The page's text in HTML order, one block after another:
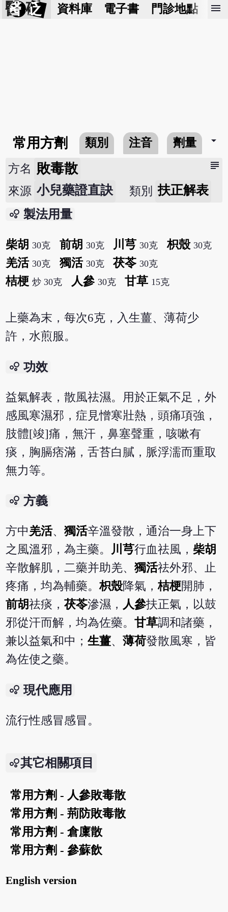
醫 砭 資料庫 電子書 門診地點 預
menu
常用方劑 類別 注音 劑量 arrow_drop_down
subject
方名 敗毒散
來源 小兒藥證直訣 類別 扶正解表
bubble_chart 製法用量
柴胡 30克 前胡 30克 川芎 30克 枳殼 30克
羌活 30克 獨活 30克 茯苓 30克
桔梗 炒 30克 人參 30克 甘草 15克
上藥為末，每次6克，入生薑、薄荷少
許，水煎服。
bubble_chart 功效
益氣解表，散風祛濕。用於正氣不足，外
感風寒濕邪，症見憎寒壯熱，頭痛項強，
肢體[竣]痛，無汗，鼻塞聲重，咳嗽有
痰，胸膈痞滿，舌苔白膩，脈浮濡而重取
無力等。
bubble_chart 方義
方中 羌活、獨活辛溫發散，通治一身上下
之風溫邪，為主藥。 川芎行血祛風， 柴胡
辛散解肌，二藥并助羌、獨活祛外邪、止
疼痛，均為輔藥。枳殼降氣，桔梗開肺，
前胡祛痰，茯苓滲濕， 人參扶正氣，以鼓
邪從汗而解，均為佐藥。甘草調和諸藥，
兼以益氣和中；生薑、薄荷發散風寒，皆
為佐使之藥。
bubble_chart 現代應用
流行性感冒感冒。
其它相關項目
常用方劑 - 人參敗毒散
常用方劑 - 荊防敗毒散
常用方劑 - 倉廩散
常用方劑 - 參蘇飲
English version